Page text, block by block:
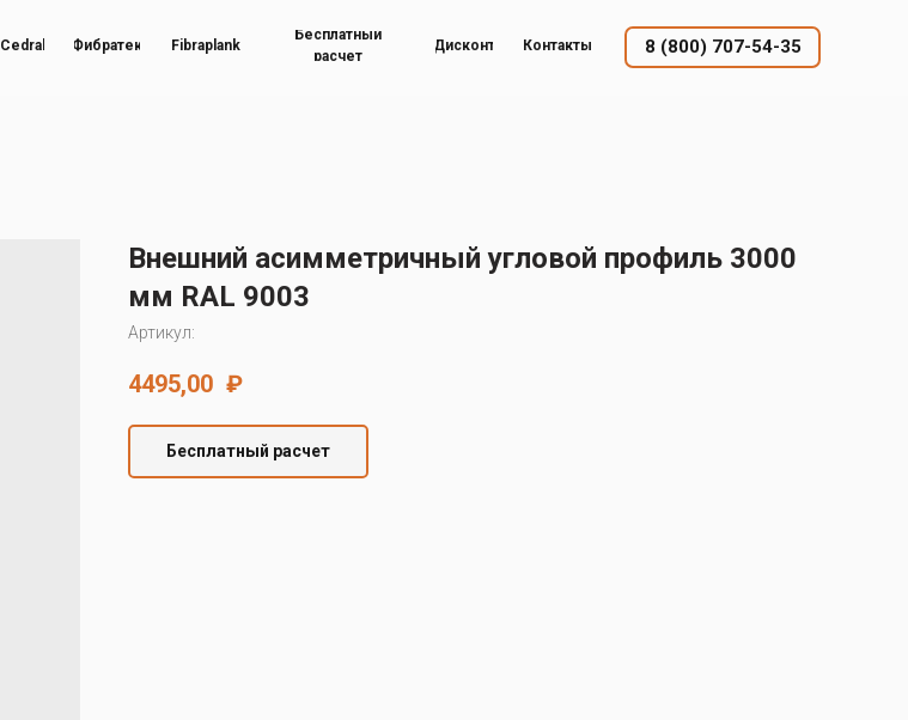
8 (800) 707-54-35
Cedral Фибратек
Бесплатный
расчет
Контакты
Дисконт
Fibraplank
Внешний асимметричный угловой профиль 3000
мм RAL 9003
Артикул:
4495,00 ₽
Бесплатный расчет